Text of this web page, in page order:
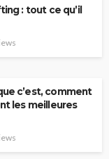
: tout ce qu’il
c’est, comment
les meilleures